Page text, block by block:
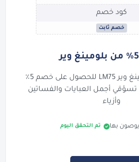
كود خصم
خصم ثابت
استخدمي كود بلومينغ وير LM75 للحصول على خصم 5٪
أجمل العبايات والفساتين
وأزياء
تم التحقق اليوم